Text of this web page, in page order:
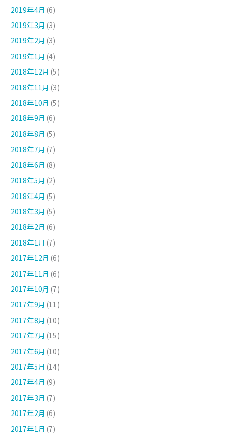
2019年4月 (6)
2019年3月 (3)
2019年2月 (3)
2019年1月 (4)
2018年12月 (5)
2018年11月 (3)
2018年10月 (5)
2018年9月 (6)
2018年8月 (5)
2018年7月 (7)
2018年6月 (8)
2018年5月 (2)
2018年4月 (5)
2018年3月 (5)
2018年2月 (6)
2018年1月 (7)
2017年12月 (6)
2017年11月 (6)
2017年10月 (7)
2017年9月 (11)
2017年8月 (10)
2017年7月 (15)
2017年6月 (10)
2017年5月 (14)
2017年4月 (9)
2017年3月 (7)
2017年2月 (6)
2017年1月 (7)